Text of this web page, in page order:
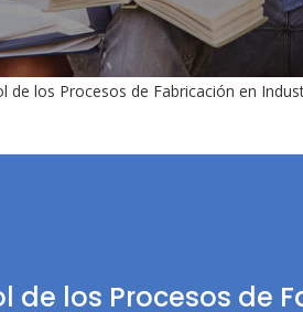
de los Procesos de Fabricación en
de los Procesos de